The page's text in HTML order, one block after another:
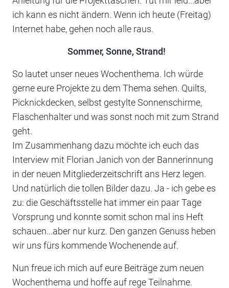
ich kann es nicht ändern. Wenn ich heute (Freitag)
Internet habe, gehen noch alle raus.
Sommer, Sonne, Strand!
So lautet unser neues Wochenthema. Ich würde
gerne eure Projekte zu dem Thema sehen. Quilts,
Picknickdecken, selbst gestylte Sonnenschirme,
Flaschenhalter und was sonst noch mit zum Strand
geht.
Im Zusammenhang dazu möchte ich euch das
Interview mit Florian Janich von der Bannerinnung
in der neuen Mitgliederzeitschrift ans Herz legen.
Und natürlich die tollen Bilder dazu. Ja - ich gebe es
zu: die Geschäftsstelle hat immer ein paar Tage
Vorsprung und konnte somit schon mal ins Heft
schauen...aber nur kurz. Den ganzen Genuss heben
wir uns fürs kommende Wochenende auf.
Nun freue ich mich auf eure Beiträge zum neuen
Wochenthema und hoffe auf rege Teilnahme.